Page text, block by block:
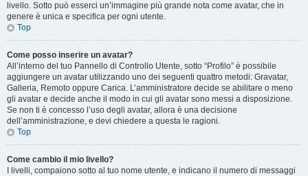
livello. Sotto può esserci un’immagine più grande nota come avatar, che in
genere è unica e specifica per ogni utente.
Top
Come posso inserire un avatar?
All’interno del tuo Pannello di Controllo Utente, sotto “Profilo” è possibile
aggiungere un avatar utilizzando uno dei seguenti quattro metodi: Gravatar,
Galleria, Remoto oppure Carica. L’amministratore decide se abilitare o meno
gli avatar e decide anche il modo in cui gli avatar sono messi a disposizione.
Se non ti è concesso l’uso degli avatar, allora è una decisione
dell’amministrazione, e devi chiedere a questa le ragioni.
Top
Come cambio il mio livello?
I livelli, compaiono sotto al tuo nome utente, e indicano il numero di messaggi